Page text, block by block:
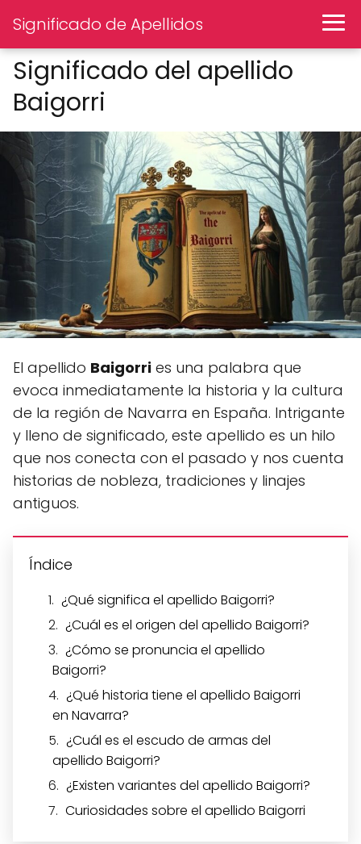
Significado de Apellidos
Significado del apellido
Baigorri
El apellido Baigorri es una palabra que
evoca inmediatamente la historia y la cultura
de la región de Navarra en España. Intrigante
y lleno de significado, este apellido es un hilo
que nos conecta con el pasado y nos cuenta
historias de nobleza, tradiciones y linajes
antiguos.
Índice
¿Qué significa el apellido Baigorri?
¿Cuál es el origen del apellido Baigorri?
¿Cómo se pronuncia el apellido
Baigorri?
¿Qué historia tiene el apellido Baigorri
en Navarra?
¿Cuál es el escudo de armas del
apellido Baigorri?
¿Existen variantes del apellido Baigorri?
Curiosidades sobre el apellido Baigorri